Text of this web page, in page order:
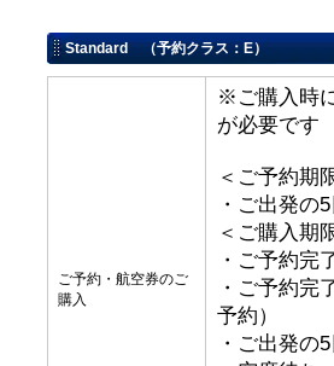
Standard （予約クラス：E）
ご予約・航空券のご
購入
※ご購入時
が必要です
＜ご予約期
・ご出発の
＜ご購入期
・ご予約完
・ご予約完
予約）
・ご出発の